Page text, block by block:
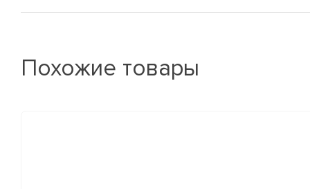
Похожие товары